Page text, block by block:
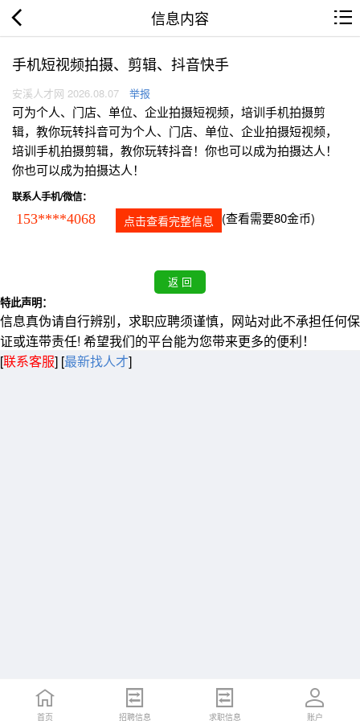
信息内容
手机短视频拍摄、剪辑、抖音快手
安溪人才网 2026.08.07 举报
可为个人、门店、单位、企业拍摄短视频，培训手机拍摄剪
辑，教你玩转抖音可为个人、门店、单位、企业拍摄短视频，
培训手机拍摄剪辑，教你玩转抖音！你也可以成为拍摄达人！
你也可以成为拍摄达人！
联系人手机/微信：
153****4068 点击查看完整信息 (查看需要80金币)
特此声明：
信息真伪请自行辨别，求职应聘须谨慎，网站对此不承担任何保
证或连带责任! 希望我们的平台能为您带来更多的便利！
[联系客服] [最新找人才]
首页 招聘信息 求职信息 账户